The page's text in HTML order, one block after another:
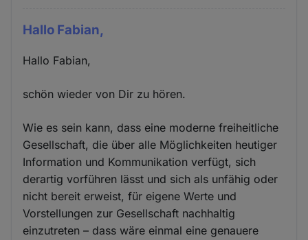
Hallo Fabian,
Hallo Fabian,
schön wieder von Dir zu hören.
Wie es sein kann, dass eine moderne freiheitliche
Gesellschaft, die über alle Möglichkeiten heutiger
Information und Kommunikation verfügt, sich
derartig vorführen lässt und sich als unfähig oder
nicht bereit erweist, für eigene Werte und
Vorstellungen zur Gesellschaft nachhaltig
einzutreten – dass wäre einmal eine genauere